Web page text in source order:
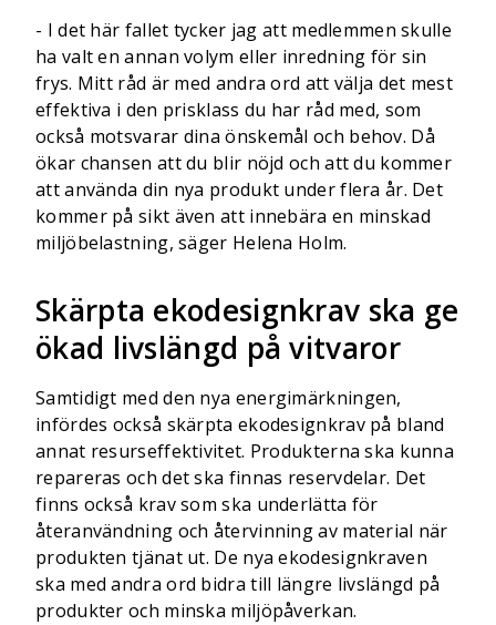
- I det här fallet tycker jag att medlemmen skulle
ha valt en annan volym eller inredning för sin
frys. Mitt råd är med andra ord att välja det mest
effektiva i den prisklass du har råd med, som
också motsvarar dina önskemål och behov. Då
ökar chansen att du blir nöjd och att du kommer
att använda din nya produkt under flera år. Det
kommer på sikt även att innebära en minskad
miljöbelastning, säger Helena Holm.
Skärpta ekodesignkrav ska ge
ökad livslängd på vitvaror
Samtidigt med den nya energimärkningen,
infördes också skärpta ekodesignkrav på bland
annat resurseffektivitet. Produkterna ska kunna
repareras och det ska finnas reservdelar. Det
finns också krav som ska underlätta för
återanvändning och återvinning av material när
produkten tjänat ut. De nya ekodesignkraven
ska med andra ord bidra till längre livslängd på
produkter och minska miljöpåverkan.